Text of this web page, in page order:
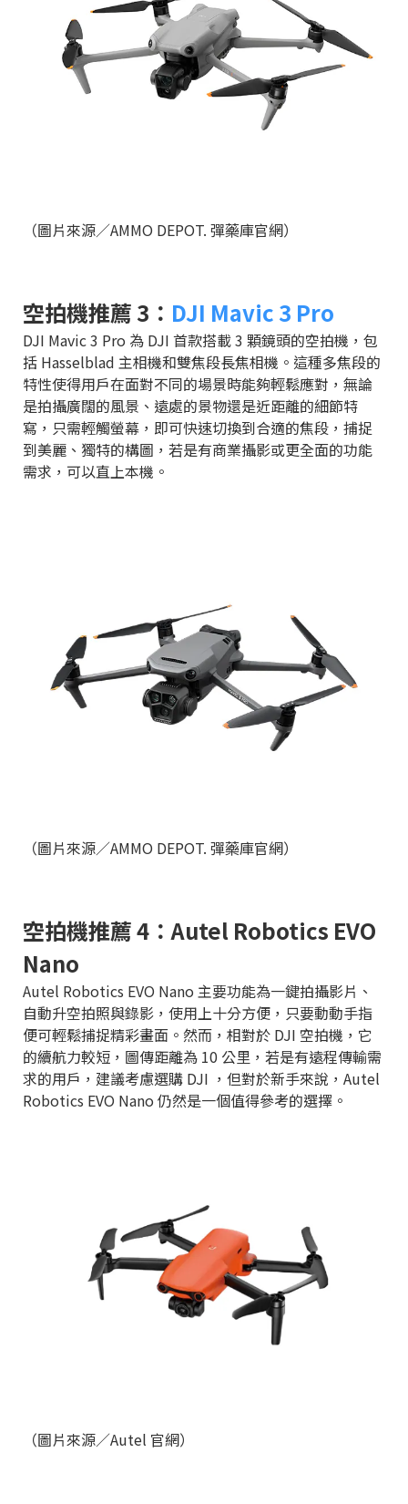
（圖片來源／AMMO DEPOT. 彈藥庫官網）
空拍機推薦 3： DJI Mavic 3 Pro
DJI Mavic 3 Pro 為 DJI 首款搭載 3 顆鏡頭的空拍機，包
括 Hasselblad 主相機和雙焦段長焦相機。這種多焦段的
特性使得用戶在面對不同的場景時能夠輕鬆應對，無論
是拍攝廣闊的風景、遠處的景物還是近距離的細節特
寫，只需輕觸螢幕，即可快速切換到合適的焦段，捕捉
到美麗、獨特的構圖，若是有商業攝影或更全面的功能
需求，可以直上本機。
（圖片來源／AMMO DEPOT. 彈藥庫官網）
空拍機推薦 4：Autel Robotics EVO
Nano
Autel Robotics EVO Nano 主要功能為一鍵拍攝影片、
自動升空拍照與錄影，使用上十分方便，只要動動手指
便可輕鬆捕捉精彩畫面。然而，相對於 DJI 空拍機，它
的續航力較短，圖傳距離為 10 公里，若是有遠程傳輸需
求的用戶，建議考慮選購 DJI ，但對於新手來說，Autel
Robotics EVO Nano 仍然是一個值得參考的選擇。
（圖片來源／Autel 官網）